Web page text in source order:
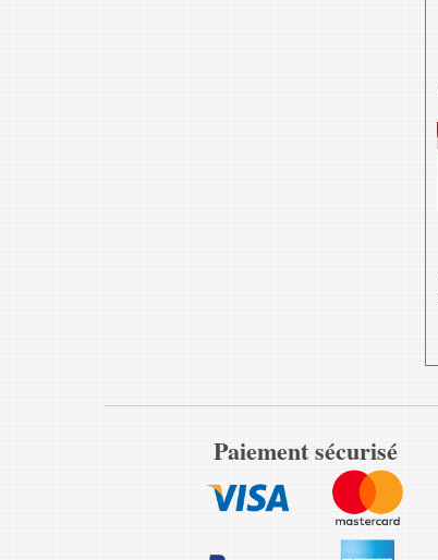
Paiement sécurisé